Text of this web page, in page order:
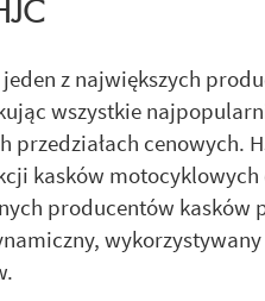
jeden z największych
wszystkie
przedziałach cenowych.
kasków motocyklowych
producentów kasków